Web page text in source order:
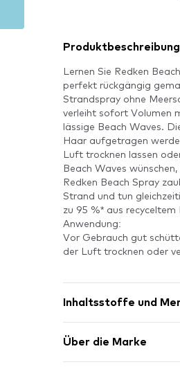
Produktbeschreibung
Lernen Sie Redken
perfekt rückgängig
Strandspray ohne
verleiht sofort Volumen
lässige Beach Waves.
Haar aufgetragen
Luft trocknen lassen
Beach Waves
Redken Beach Spray
Strand und tun
zu 95 %* aus recyceltem
Anwendung:
Vor Gebrauch gut
der Luft trocknen oder
Inhaltsstoffe und
Über die Marke